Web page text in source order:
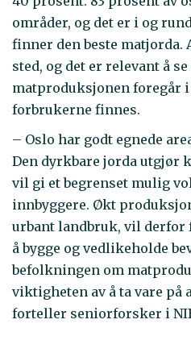
områder, og det er i og
finner den beste matjorda.
sted, og det er relevant å
matproduksjonen foregår
forbrukerne finnes.
– Oslo har godt egnede
Den dyrkbare jorda utgjør
vil gi et begrenset mulig
innbyggere. Økt
urbant landbruk, vil derfor
å bygge og vedlikeholde
befolkningen om
viktigheten av å ta vare på
forteller seniorforsker i